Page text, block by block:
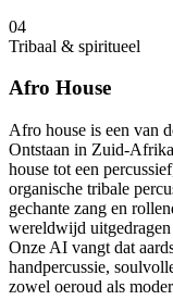
04
Tribaal & spiritueel
Afro House
Afro house is een van
Ontstaan in Zuid-
house tot een
organische tribale
gechante zang en
wereldwijd
Onze AI vangt dat
handpercussie,
zowel oeroud als